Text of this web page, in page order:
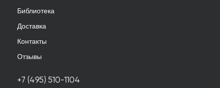
Библиотека
Доставка
Контакты
Отзывы
+7 (495) 510-1104